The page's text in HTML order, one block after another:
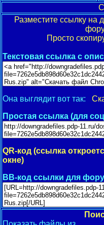
Разместите ссылку на
Просто
Текстовая ссылка с
Она выглядит вот так:
Простая ссылка (для
QR-код (ссылка
окне)
BB-код ссылки для